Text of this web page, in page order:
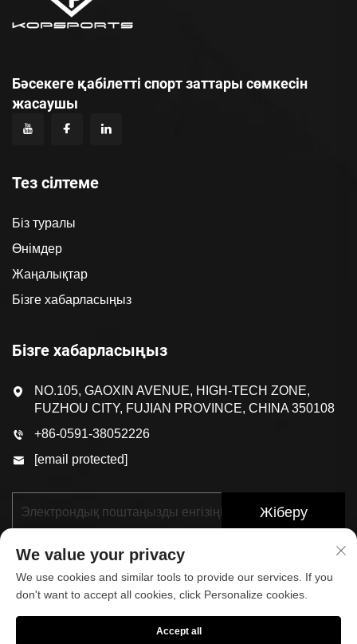
Бәсекеге қабілетті спорт заттары сөмкесін
жасаушы
Тез сілтеме
Біз туралы
Өнімдер
Жаңалықтар
Бізге хабарласыңыз
Бізге хабарласыңыз
NO.105, GAOXIN AVENUE, HIGH-TECH ZONE,
FUZHOU CITY, FUJIAN PROVINCE, CHINA 350108
+86-0591-38052226
[email protected]
Жіберу
© 2025, FUJIAN KOP SPORTS CO.,LTD. БАРЛЫҚ
We value your privacy
We use cookies and similar tools to provide our services. If you
don't want to accept all cookies, click Personalize cookies.
Accept all